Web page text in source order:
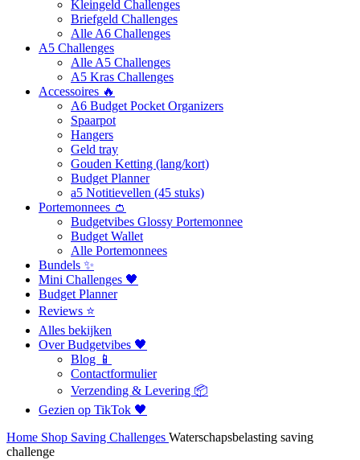
Kleingeld Challenges
Briefgeld Challenges
Alle A6 Challenges
A5 Challenges
Alle A5 Challenges
A5 Kras Challenges
Accessoires 🔥
A6 Budget Pocket Organizers
Spaarpot
Hangers
Geld tray
Gouden Ketting (lang/kort)
Budget Planner
a5 Notitievellen (45 stuks)
Portemonnees 👛
Budgetvibes Glossy Portemonnee
Budget Wallet
Alle Portemonnees
Bundels ✨
Mini Challenges 🖤
Budget Planner
Reviews ⭐
Alles bekijken
Over Budgetvibes 🖤
Blog 📱
Contactformulier
Verzending & Levering 📦
Gezien op TikTok 🖤
Home Shop Saving Challenges Waterschapsbelasting saving
challenge